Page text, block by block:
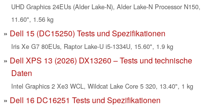
UHD Graphics 24EUs (Alder Lake-N), Alder Lake-N Processor N150,
11.60", 1.56 kg
Dell 15 (DC15250) Tests und Spezifikationen
Iris Xe G7 80EUs, Raptor Lake-U i5-1334U, 15.60", 1.9 kg
Dell XPS 13 (2026) DX13260 – Tests und technische
Daten
Intel Graphics 2 Xe3 WCL, Wildcat Lake Core 5 320, 13.40", 1 kg
Dell 16 DC16251 Tests und Spezifikationen